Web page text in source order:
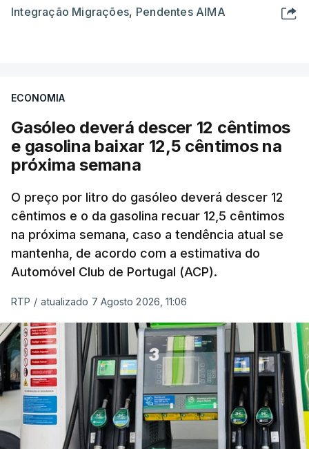
Integração Migrações, Pendentes AIMA
ECONOMIA
Gasóleo deverá descer 12 cêntimos
e gasolina baixar 12,5 cêntimos na
próxima semana
O preço por litro do gasóleo deverá descer 12
cêntimos e o da gasolina recuar 12,5 cêntimos
na próxima semana, caso a tendência atual se
mantenha, de acordo com a estimativa do
Automóvel Club de Portugal (ACP).
RTP / atualizado 7 Agosto 2026, 11:06